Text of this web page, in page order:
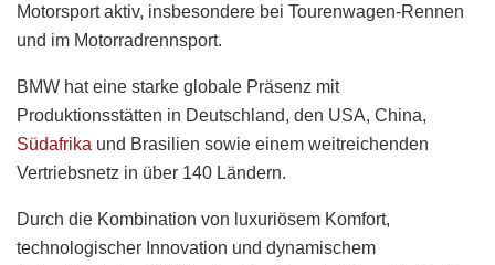
Motorsport aktiv, insbesondere bei Tourenwagen-Rennen
und im Motorradrennsport.
BMW hat eine starke globale Präsenz mit
Produktionsstätten in Deutschland, den USA, China,
Südafrika und Brasilien sowie einem weitreichenden
Vertriebsnetz in über 140 Ländern.
Durch die Kombination von luxuriösem Komfort,
technologischer Innovation und dynamischem